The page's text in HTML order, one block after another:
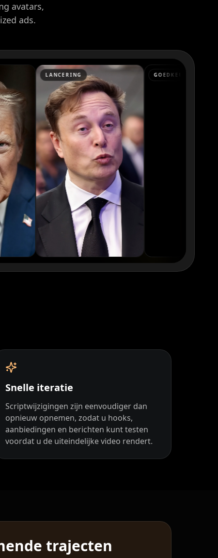
avatars,
ads.
GOEDKEURING NIEUWS
Snelle iteratie
Scriptwijzigingen zijn eenvoudiger dan
opnieuw opnemen, zodat u hooks,
aanbiedingen en berichten kunt testen
voordat u de uiteindelijke video rendert.
trajecten